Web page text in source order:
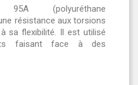
(polyuréthane
résistance aux torsions
sa flexibilité. Il est utilisé
faisant face à des